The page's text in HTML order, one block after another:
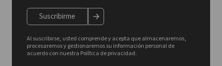
Suscribirme
Al suscribirse, usted comprende y acepta que almacenaremos,
procesaremos y gestionaremos su información personal de
acuerdo con nuestra Política de privacidad.